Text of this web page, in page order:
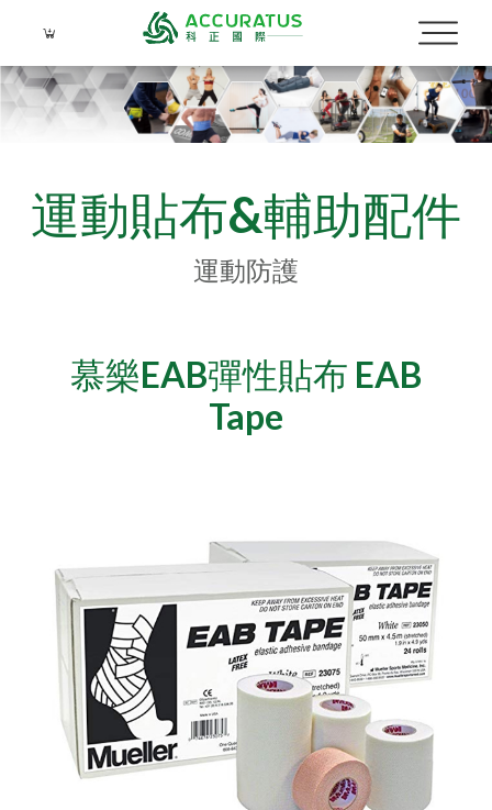
運動貼布&輔助配件
繃帶&保護墊
外傷&急救用品
冷、熱療
運動乳液
運動護具
防護袋
Real PT AI智能動作與體能評估系統
DIDIM智能運動空間
Sportreact 認知反應計時系統
KINVENT 金密運動機能監控系統
Dashr Blue 無線計時系統
FitLight燈光反應訓練系統
GymAware爆發力測量監控系統
電控式功能訓練器
Exxentric 慣性式阻力訓練系統
重量訓練機系列
槓片式訓練機系列
訓練架/訓練配件系列
有氧系列
銀髮族油壓訓練機
體能訓練Sportreact 認知反應計時系統
Core-Tex動態核心訓練器
計時器與碼表
體能訓練器材
滾筒及按摩棒
體適能檢測
手動式體適能檢測
銀髮族體適能檢測
Moto Tiles 樂齡魔法磚
運動貼布&輔助配件
運動防護
慕樂EAB彈性貼布 EAB
Tape